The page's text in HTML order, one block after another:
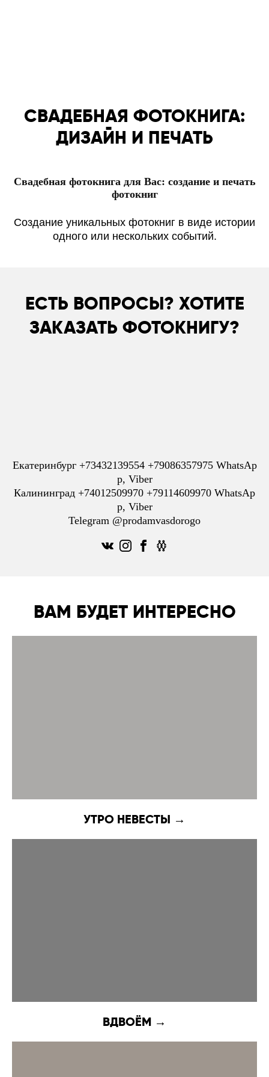
СВАДЕБНАЯ ФОТОКНИГА:
ДИЗАЙН И ПЕЧАТЬ
Свадебная фотокнига для Вас: создание и печать
фотокниг
Создание уникальных фотокниг в виде истории
одного или нескольких событий.
ЕСТЬ ВОПРОСЫ? ХОТИТЕ
ЗАКАЗАТЬ ФОТОКНИГУ?
Екатеринбург +73432139554 +79086357975 WhatsAp
p, Viber
Калининград +74012509970 +79114609970 WhatsAp
p, Viber
Telegram @prodamvasdorogo
ВАМ БУДЕТ ИНТЕРЕСНО
УТРО НЕВЕСТЫ →
ВДВОЁМ →